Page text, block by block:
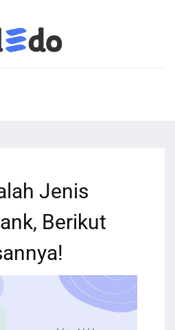
Jenis
Berikut